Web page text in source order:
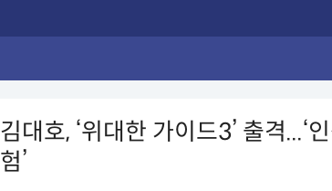
김대호, ‘위대한 가이드3’ 출격...‘
험’